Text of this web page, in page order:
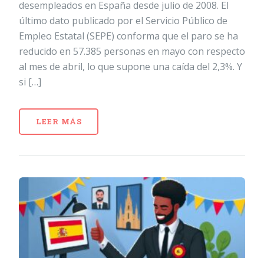
desempleados en España desde julio de 2008. El
último dato publicado por el Servicio Público de
Empleo Estatal (SEPE) conforma que el paro se ha
reducido en 57.385 personas en mayo con respecto
al mes de abril, lo que supone una caída del 2,3%. Y
si […]
LEER MÁS